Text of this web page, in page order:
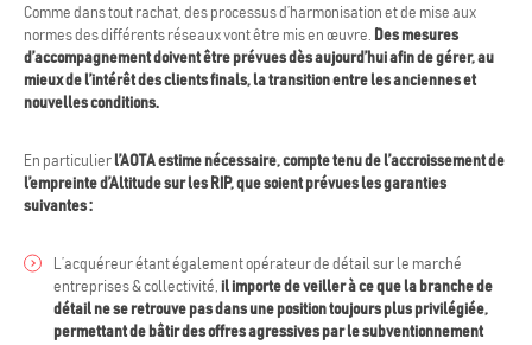
Comme dans tout rachat, des processus d’harmonisation et de mise aux
normes des différents réseaux vont être mis en œuvre. Des mesures
d’accompagnement doivent être prévues dès aujourd’hui afin de gérer, au
mieux de l’intérêt des clients finals, la transition entre les anciennes et
nouvelles conditions.
En particulier l’AOTA estime nécessaire, compte tenu de l’accroissement de
l’empreinte d’Altitude sur les RIP, que soient prévues les garanties
suivantes :
L’acquéreur étant également opérateur de détail sur le marché
entreprises & collectivité, il importe de veiller à ce que la branche de
détail ne se retrouve pas dans une position toujours plus privilégiée,
permettant de bâtir des offres agressives par le subventionnement